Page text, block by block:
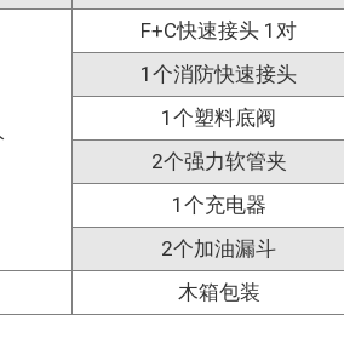
F+C快速接头 1对
1个消防快速接头
1个塑料底阀
2个强力软管夹
1个充电器
2个加油漏斗
木箱包装